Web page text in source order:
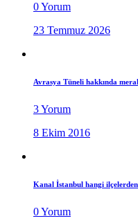
0 Yorum
23 Temmuz 2026
Avrasya Tüneli hakkında
3 Yorum
8 Ekim 2016
Kanal İstanbul hangi
0 Yorum